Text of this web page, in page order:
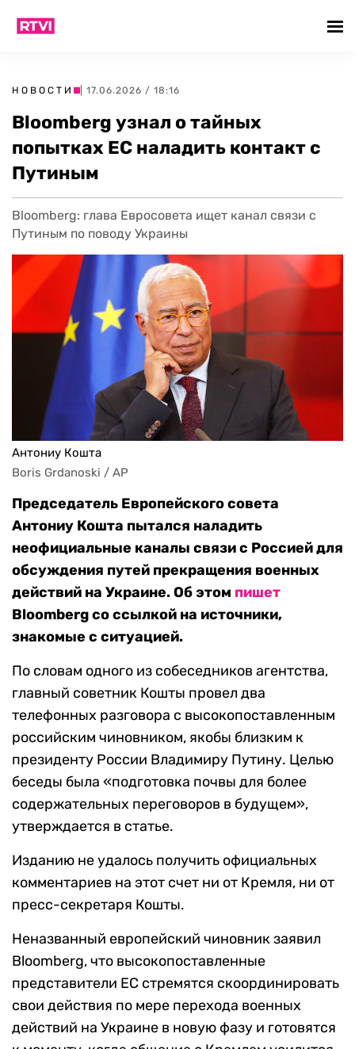
НОВОСТИ | 17.06.2026 / 18:16
Bloomberg узнал о тайных
попытках ЕС наладить контакт с
Путиным
Bloomberg: глава Евросовета ищет канал связи с
Путиным по поводу Украины
Антониу Кошта
Boris Grdanoski / AP
Председатель Европейского совета
Антониу Кошта пытался наладить
неофициальные каналы связи с Россией для
обсуждения путей прекращения военных
действий на Украине. Об этом пишет
Bloomberg со ссылкой на источники,
знакомые с ситуацией.
По словам одного из собеседников агентства,
главный советник Кошты провел два
телефонных разговора с высокопоставленным
российским чиновником, якобы близким к
президенту России Владимиру Путину. Целью
беседы была «подготовка почвы для более
содержательных переговоров в будущем»,
утверждается в статье.
Изданию не удалось получить официальных
комментариев на этот счет ни от Кремля, ни от
пресс-секретаря Кошты.
Неназванный европейский чиновник заявил
Bloomberg, что высокопоставленные
представители ЕС стремятся скоординировать
свои действия по мере перехода военных
действий на Украине в новую фазу и готовятся